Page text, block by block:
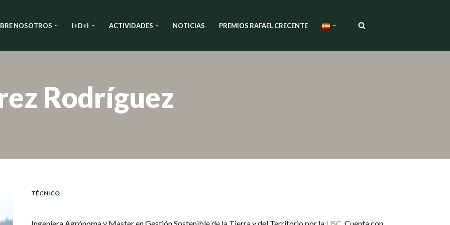
NOSOTROS I+D+I ACTIVIDADES NOTICIAS PREMIOS RAFAEL CRECENTE
Rodríguez
TÉCNICO
Ingeniera Agrónoma y Master en Gestión Sostenible de la Tierra y del Territorio por la USC . Cuenta con